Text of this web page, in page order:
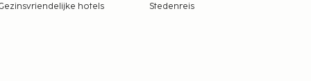
hotels Stedenreis